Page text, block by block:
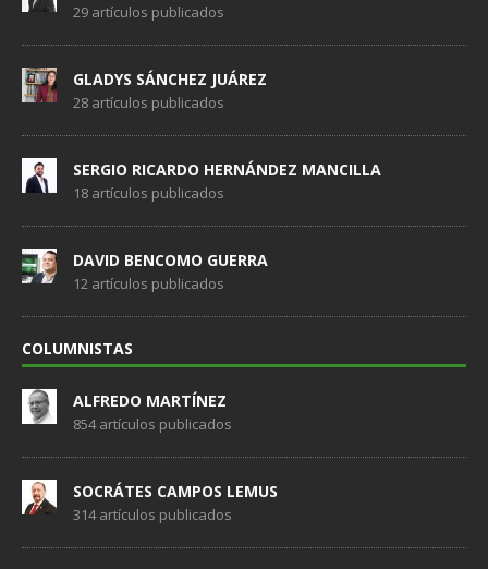
29 artículos publicados
GLADYS SÁNCHEZ JUÁREZ
28 artículos publicados
SERGIO RICARDO HERNÁNDEZ MANCILLA
18 artículos publicados
DAVID BENCOMO GUERRA
12 artículos publicados
COLUMNISTAS
ALFREDO MARTÍNEZ
854 artículos publicados
SOCRÁTES CAMPOS LEMUS
314 artículos publicados